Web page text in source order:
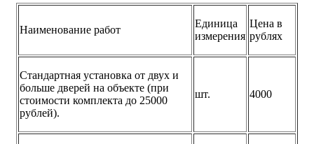
Наименование работ
Единица
измерения
Цена в
рублях
Стандартная установка от двух и
больше дверей на объекте (при
стоимости комплекта до 25000
рублей).
шт. 4000